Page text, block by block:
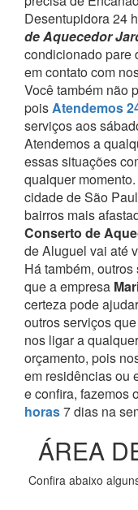
Desentupidora 24
de Aquecedor
condicionado pare
em contato com
Você também não
poisAtendemos
serviços aos
Atendemos a
essas situações
qualquer momento.
cidade de São
bairros mais
Conserto de
de Aluguel vai até
Há também,
que a empresa
certeza pode
outros serviços
nos ligar a
orçamento, pois
em residências ou
e confira, fazemos
horas7 dias na
ÁREA
Confira abaixo